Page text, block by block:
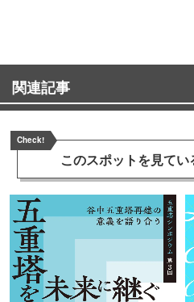
関連記事
Check!
このスポットを見てい